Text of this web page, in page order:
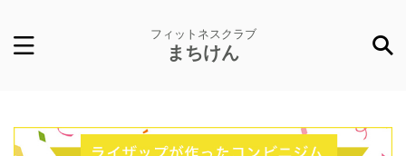
フィットネスクラブ
まちけん